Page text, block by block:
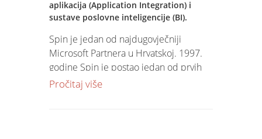
Jupiter Software korisnika u Hrvatskoj
su i najveće tvrtke u Hrvatskoj dok se s
modulom obračuna plaća koristi 120
korisnika.
aplikacija (Application Integration) i
sustave poslovne inteligencije (BI).
Spin je jedan od najdugovječniji
Microsoft Partnera u Hrvatskoj. 1997.
godine Spin je postao jedan od prvih
hrvatskih certificiranih SOLUTION
Pročitaj više